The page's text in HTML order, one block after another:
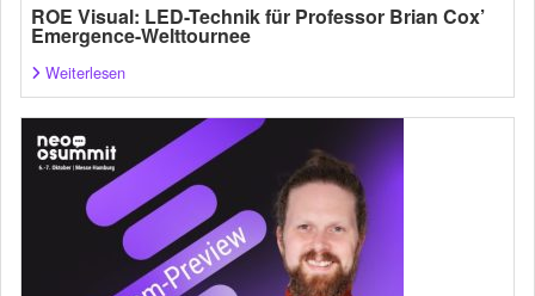
ROE Visual: LED-Technik für Professor Brian Cox’
Emergence-Welttournee
Weiterlesen